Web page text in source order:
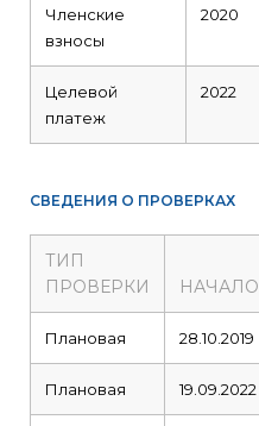
Членские
взносы
2020
Целевой
платеж
2022
СВЕДЕНИЯ О ПРОВЕРКАХ
ТИП
ПРОВЕРКИ
НАЧАЛО
Плановая 28.10.2019
Плановая 19.09.2022